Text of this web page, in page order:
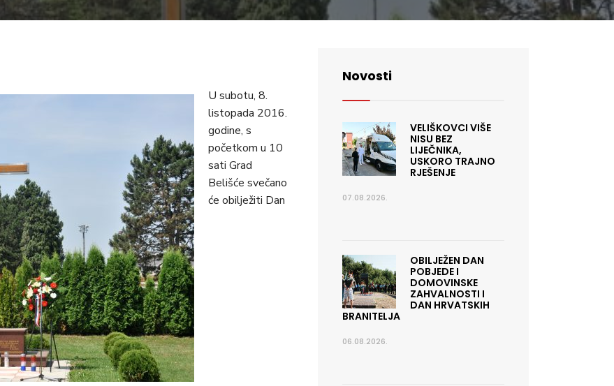
U subotu, 8.
listopada 2016.
godine, s
početkom u 10
sati Grad
Belišće svečano
će obilježiti Dan
Novosti
VELIŠKOVCI VIŠE
NISU BEZ
LIJEČNIKA,
USKORO TRAJNO
RJEŠENJE
07.08.2026.
OBILJEŽEN DAN
POBJEDE I
DOMOVINSKE
ZAHVALNOSTI I
DAN HRVATSKIH
BRANITELJA
06.08.2026.